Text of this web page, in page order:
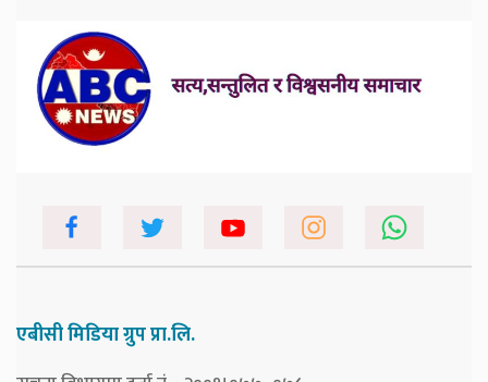
एबीसी मिडिया ग्रुप प्रा.लि.